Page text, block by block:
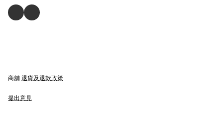
商舖 退貨及退款政策
提出意見